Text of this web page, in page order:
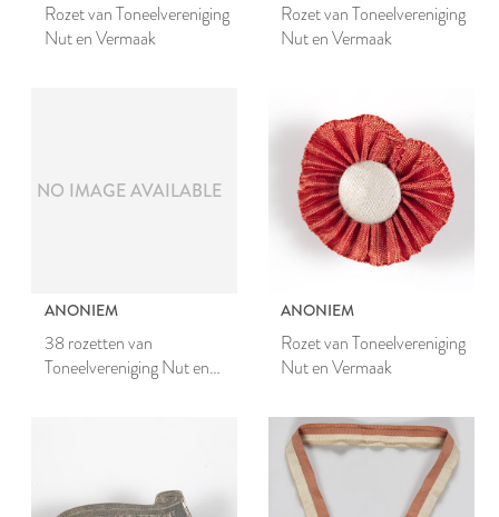
Rozet van Toneelvereniging
Nut en Vermaak
Rozet van Toneelvereniging
Nut en Vermaak
NO IMAGE AVAILABLE
ANONIEM
38 rozetten van
Toneelvereniging Nut en
ANONIEM
Rozet van Toneelvereniging
Nut en Vermaak